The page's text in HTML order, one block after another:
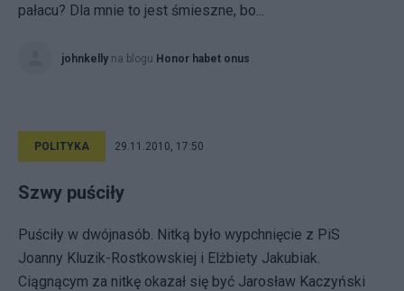
pałacu? Dla mnie to jest śmieszne, bo...
johnkelly na blogu Honor habet onus
POLITYKA 29.11.2010, 17:50
Szwy puściły
Puściły w dwójnasób. Nitką było wypchnięcie z PiS
Joanny Kluzik-Rostkowskiej i Elżbiety Jakubiak.
Ciągnącym za nitkę okazał się być Jarosław Kaczyński